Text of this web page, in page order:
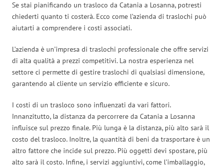
Se stai pianificando un trasloco da Catania a Losanna, potresti
chiederti quanto ti costerà. Ecco come l’azienda di traslochi può
aiutarti a comprendere i costi associati.
L’azienda è un’impresa di traslochi professionale che offre servizi
di alta qualità a prezzi competitivi. La nostra esperienza nel
settore ci permette di gestire traslochi di qualsiasi dimensione,
garantendo al cliente un servizio efficiente e sicuro.
I costi di un trasloco sono influenzati da vari fattori.
Innanzitutto, la distanza da percorrere da Catania a Losanna
influisce sul prezzo finale. Più lunga è la distanza, più alto sarà il
costo del trasloco. Inoltre, la quantità di beni da trasportare è un
altro fattore che incide sul prezzo. Più oggetti devi spostare, più
alto sarà il costo. Infine, i servizi aggiuntivi, come l’imballaggio,